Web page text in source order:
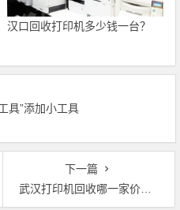
汉口回收打印机多少钱一台？
具”添加小工具
下一篇
武汉打印机回收哪一家价格高？